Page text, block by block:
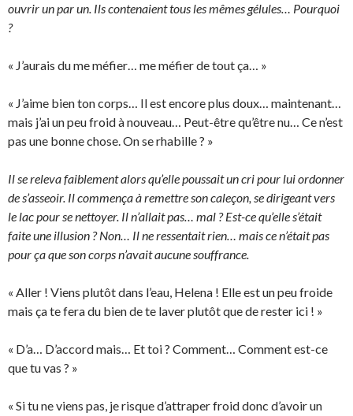
ouvrir un par un. Ils contenaient tous les mêmes gélules… Pourquoi
?
« J’aurais du me méfier… me méfier de tout ça… »
« J’aime bien ton corps… Il est encore plus doux… maintenant…
mais j’ai un peu froid à nouveau… Peut-être qu’être nu… Ce n’est
pas une bonne chose. On se rhabille ? »
Il se releva faiblement alors qu’elle poussait un cri pour lui ordonner
de s’asseoir. Il commença à remettre son caleçon, se dirigeant vers
le lac pour se nettoyer. Il n’allait pas… mal ? Est-ce qu’elle s’était
faite une illusion ? Non… Il ne ressentait rien… mais ce n’était pas
pour ça que son corps n’avait aucune souffrance.
« Aller ! Viens plutôt dans l’eau, Helena ! Elle est un peu froide
mais ça te fera du bien de te laver plutôt que de rester ici ! »
« D’a… D’accord mais… Et toi ? Comment… Comment est-ce
que tu vas ? »
« Si tu ne viens pas, je risque d’attraper froid donc d’avoir un